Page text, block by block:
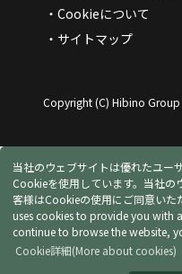
当社のウェブサイトは優れたユー
Cookieを使用しています。当社の
客様はCookieの使用にご同意いた
uses cookies to provide you with
continue to browse the website,
Cookie詳細(More about cookies)
Cookieについて
サイトマップ
Copyright (C) Hibino